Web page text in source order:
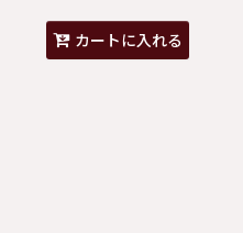
カートに入れる